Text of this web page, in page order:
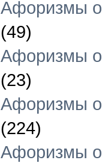
Афоризмы о
(49)
Афоризмы о
(23)
Афоризмы о
(224)
Афоризмы о